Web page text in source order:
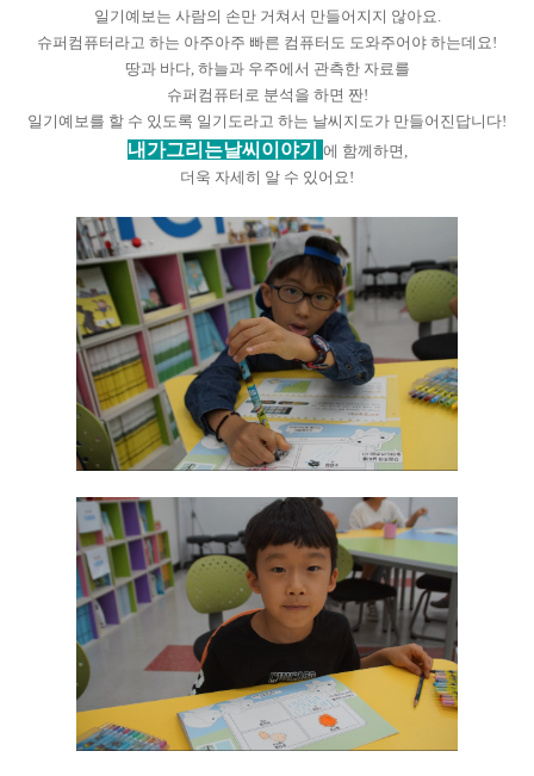
일기예보는 사람의 손만 거쳐서 만들어지지 않아요.
슈퍼컴퓨터라고 하는 아주아주 빠른 컴퓨터도 도와주어야 하는데요!
땅과 바다, 하늘과 우주에서 관측한 자료를
슈퍼컴퓨터로 분석을 하면 짠!
일기예보를 할 수 있도록 일기도라고 하는 날씨지도가 만들어진답니다!
내가그리는날씨이야기 에 함께하면,
더욱 자세히 알 수 있어요!